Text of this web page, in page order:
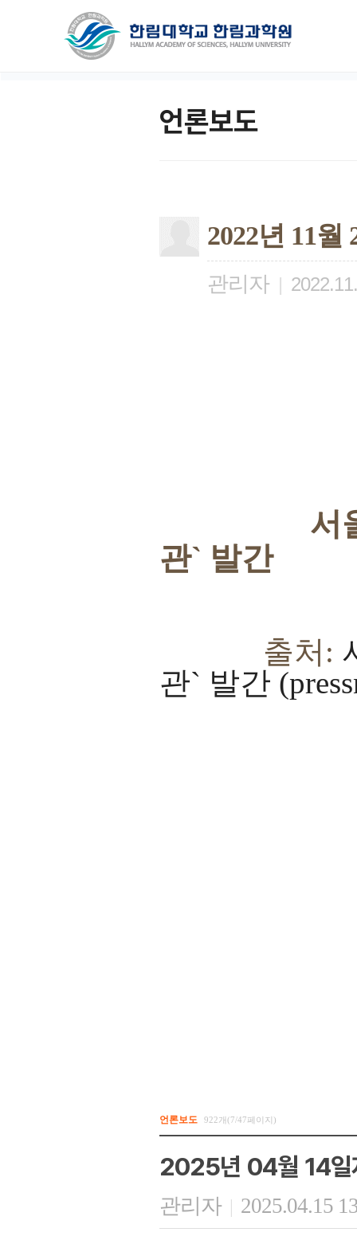
언론보도
2022년 11
관리자 |
서
관` 발간
출처:
관` 발간
언론보도 922개(7/47페이지)
2025년 04월 14일
관리자 | 2025.04.15